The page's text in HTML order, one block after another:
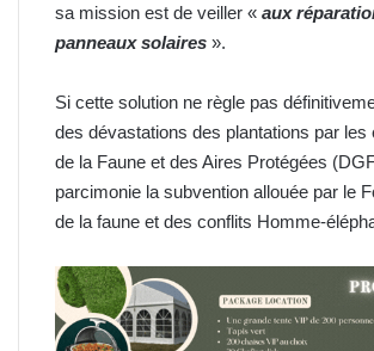
sa mission est de veiller « aux
panneaux solaires ».
Si cette solution ne règle pas
des dévastations des plantations par
de la Faune et des Aires Protégées
parcimonie la subvention allouée par le
de la faune et des conflits Homme-